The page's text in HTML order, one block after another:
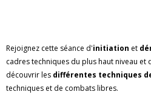
Rejoignez cette séance d'initiation et
cadres techniques du plus haut niveau et
découvrir les différentes techniques
techniques et de combats libres.